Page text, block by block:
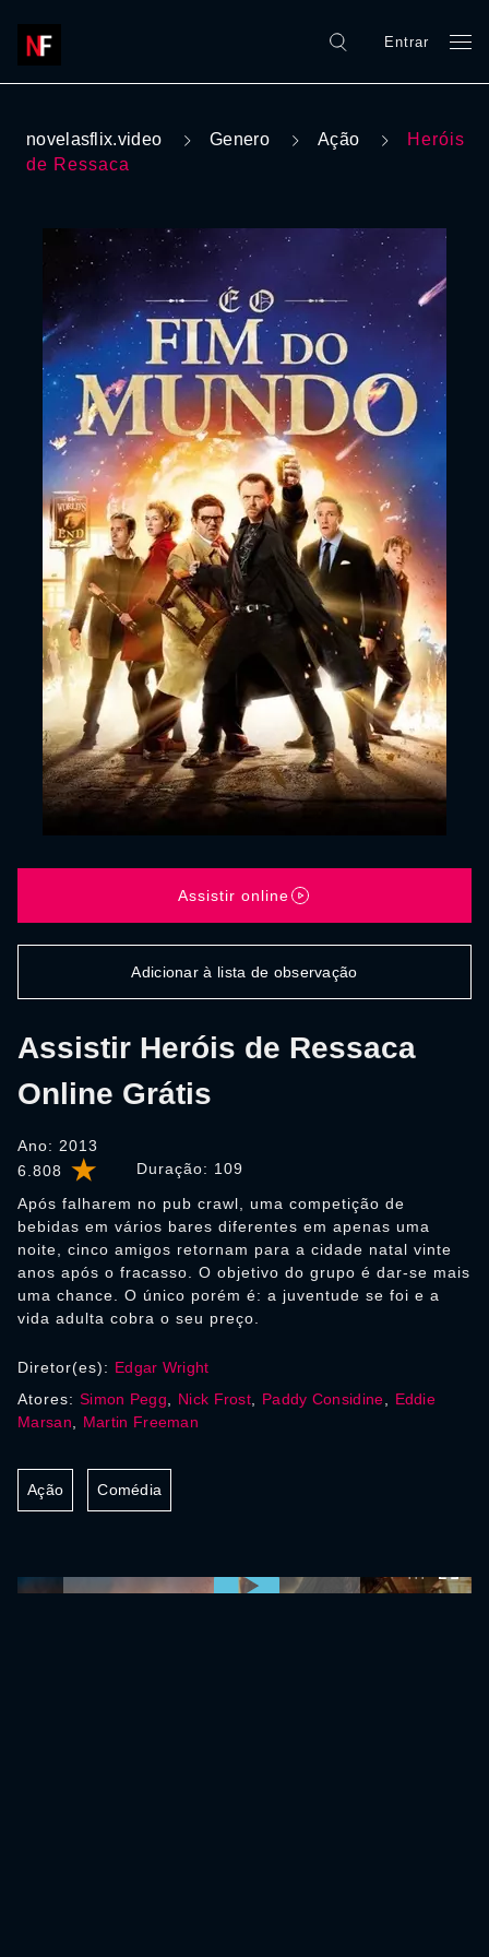
Entrar
novelasflix.video Genero Ação
Heróis
de Ressaca
6.808 Duração: 109
Assistir Heróis de Ressaca
Online Grátis
Ano: 2013
Após falharem no pub crawl, uma competição de
bebidas em vários bares diferentes em apenas uma
noite, cinco amigos retornam para a cidade natal vinte
anos após o fracasso. O objetivo do grupo é dar-se mais
uma chance. O único porém é: a juventude se foi e a
vida adulta cobra o seu preço.
Assistir online
Adicionar à lista de observação
Diretor(es): Edgar Wright
Atores: Simon Pegg Nick Frost Paddy Considine
Eddie
Marsan
Martin Freeman
Ação Comédia